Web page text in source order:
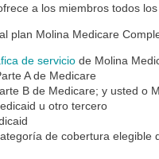
a los miembros todos
plan Molina Medicare
de servicio de Molina
A de Medicare
B de Medicare; y usted o
u otro tercero
de cobertura elegible